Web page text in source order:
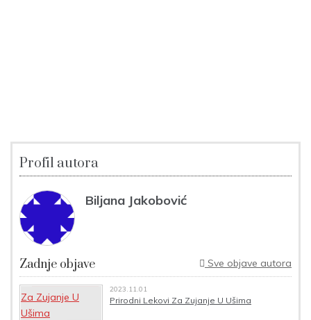
Profil autora
Biljana Jakobović
Zadnje objave Sve objave autora
2023.11.01
Prirodni Lekovi Za Zujanje U Ušima